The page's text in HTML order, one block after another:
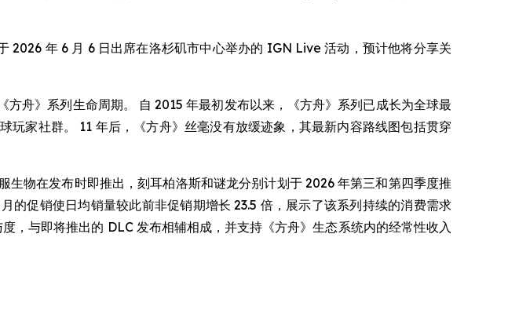
年 6 月 6 日出席在洛杉矶市中心举办的 IGN Live 活动，预计他将分享关
舟》系列生命周期。 自 2015 年最初发布以来，《方舟》系列已成长为全球最
家社群。 11 年后，《方舟》丝毫没有放缓迹象，其最新内容路线图包括贯穿
生物在发布时即推出，刻耳柏洛斯和谜龙分别计划于 2026 年第三和第四季度推
的促销使日均销量较此前非促销期增长 23.5 倍，展示了该系列持续的消费需求
与即将推出的 DLC 发布相辅相成，并支持《方舟》生态系统内的经常性收入